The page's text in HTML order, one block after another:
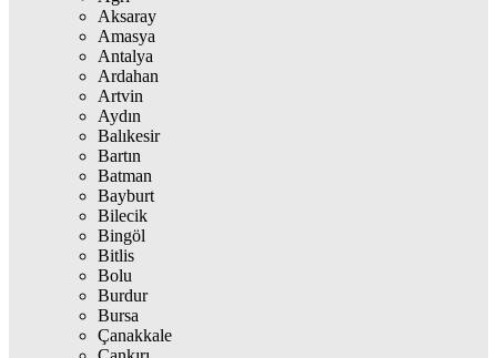
Aksaray
Amasya
Antalya
Ardahan
Artvin
Aydın
Balıkesir
Bartın
Batman
Bayburt
Bilecik
Bingöl
Bitlis
Bolu
Burdur
Bursa
Çanakkale